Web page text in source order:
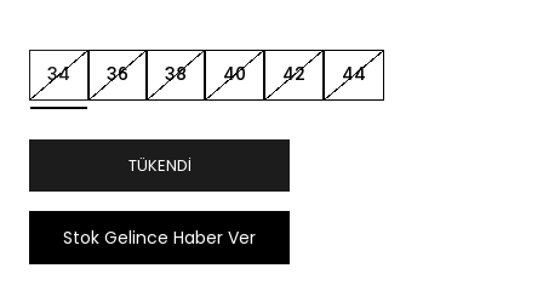
34 36 38 40 42 44
TÜKENDI
Stok Gelince Haber Ver